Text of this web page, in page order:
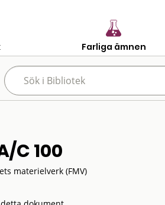
Farliga ämnen
C 100
materielverk (FMV)